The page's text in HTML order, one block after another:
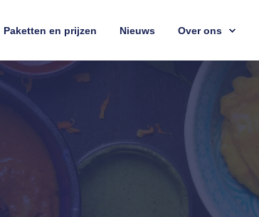
Paketten en prijzen Nieuws Over ons